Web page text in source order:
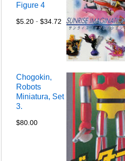
Figure 4
$5.20 - $34.72
Rango
de
precios:
desde
$5.20
hasta
$34.72
Chogokin,
Robots
Miniatura, Set
3.
$80.00